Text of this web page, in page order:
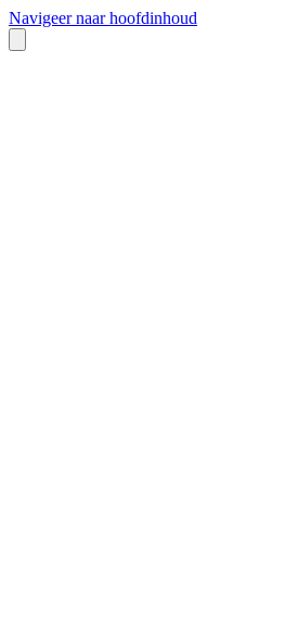
Navigeer naar hoofdinhoud